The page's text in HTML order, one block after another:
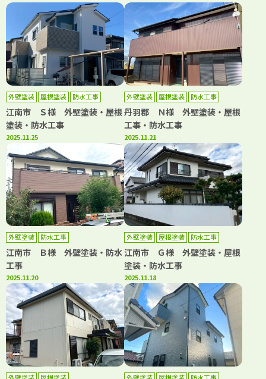
外壁塗装 屋根塗装 防水工事
江南市 Ｓ様 外壁塗装・屋根
塗装・防水工事
2025.11.25
外壁塗装 屋根塗装 防水工事
丹羽郡 Ｎ様 外壁塗装・屋根
工事・防水工事
2025.11.21
外壁塗装 防水工事
江南市 Ｂ様 外壁塗装・防水
工事
2025.11.20
外壁塗装 屋根塗装 防水工事
江南市 Ｇ様 外壁塗装・屋根
塗装・防水工事
2025.11.18